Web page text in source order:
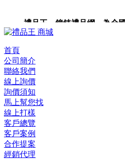
禮品王 鐘錶禮品網 為全國
首頁
公司簡介
聯絡我們
線上詢價
詢價須知
馬上幫您找
線上打樣
客戶總覽
客戶案例
合作提案
經銷代理